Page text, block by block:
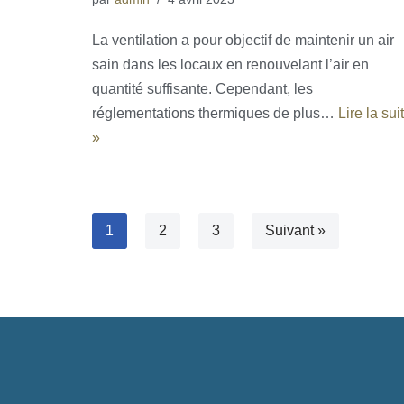
La ventilation a pour objectif de maintenir un air
sain dans les locaux en renouvelant l’air en
quantité suffisante. Cependant, les
réglementations thermiques de plus… Lire la
»
1 2 3 Suivant »